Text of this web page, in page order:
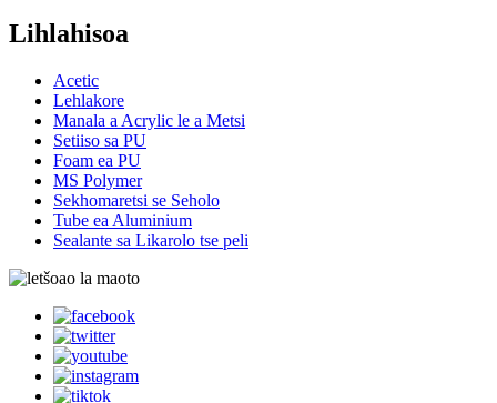
Lihlahisoa
Acetic
Lehlakore
Manala a Acrylic le a Metsi
Setiiso sa PU
Foam ea PU
MS Polymer
Sekhomaretsi se Seholo
Tube ea Aluminium
Sealante sa Likarolo tse peli